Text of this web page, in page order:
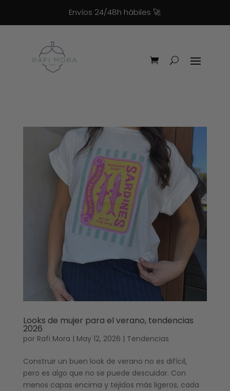
Envíos 24/48h hábiles 🚀
Looks de mujer para el verano, tendencias
2026
por Rafi Mora | May 12, 2026 | Tendencias
Construir un buen look de verano no es difícil,
pero es algo que no se puede descuidar. Con
menos capas encima y tejidos más ligeros, cada